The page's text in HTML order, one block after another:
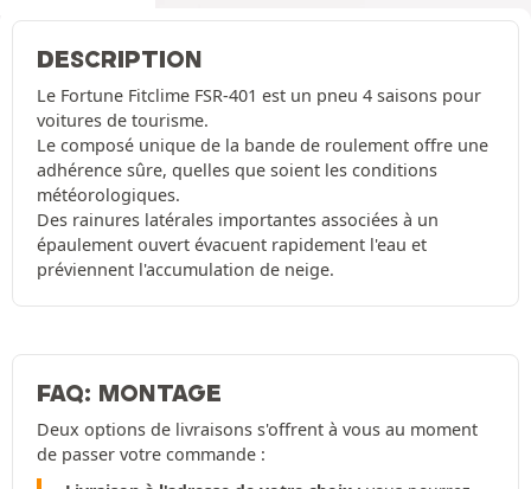
DESCRIPTION
Le Fortune Fitclime FSR-401 est un pneu 4 saisons pour
voitures de tourisme.
Le composé unique de la bande de roulement offre une
adhérence sûre, quelles que soient les conditions
météorologiques.
Des rainures latérales importantes associées à un
épaulement ouvert évacuent rapidement l'eau et
préviennent l'accumulation de neige.
FAQ: MONTAGE
Deux options de livraisons s'offrent à vous au moment
de passer votre commande :